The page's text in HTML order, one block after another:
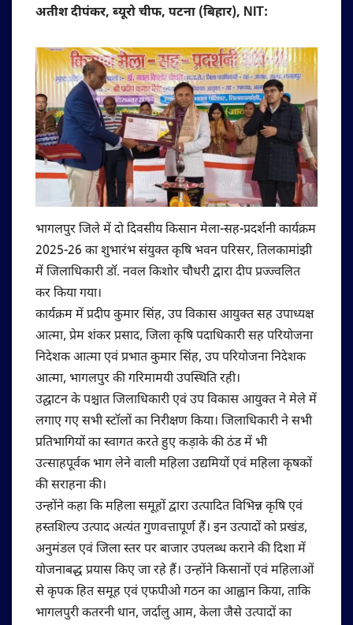
अतीश दीपंकर, ब्यूरो चीफ, पटना (बिहार), NIT:
भागलपुर जिले में दो दिवसीय किसान मेला-सह-प्रदर्शनी कार्यक्रम
2025-26 का शुभारंभ संयुक्त कृषि भवन परिसर, तिलकामांझी
में जिलाधिकारी डॉ. नवल किशोर चौधरी द्वारा दीप प्रज्ज्वलित
कर किया गया।
कार्यक्रम में प्रदीप कुमार सिंह, उप विकास आयुक्त सह उपाध्यक्ष
आत्मा, प्रेम शंकर प्रसाद, जिला कृषि पदाधिकारी सह परियोजना
निदेशक आत्मा एवं प्रभात कुमार सिंह, उप परियोजना निदेशक
आत्मा, भागलपुर की गरिमामयी उपस्थिति रही।
उद्घाटन के पश्चात जिलाधिकारी एवं उप विकास आयुक्त ने मेले में
लगाए गए सभी स्टॉलों का निरीक्षण किया। जिलाधिकारी ने सभी
प्रतिभागियों का स्वागत करते हुए कड़ाके की ठंड में भी
उत्साहपूर्वक भाग लेने वाली महिला उद्यमियों एवं महिला कृषकों
की सराहना की।
उन्होंने कहा कि महिला समूहों द्वारा उत्पादित विभिन्न कृषि एवं
हस्तशिल्प उत्पाद अत्यंत गुणवत्तापूर्ण हैं। इन उत्पादों को प्रखंड,
अनुमंडल एवं जिला स्तर पर बाजार उपलब्ध कराने की दिशा में
योजनाबद्ध प्रयास किए जा रहे हैं। उन्होंने किसानों एवं महिलाओं
से कृपक हित समूह एवं एफपीओ गठन का आह्वान किया, ताकि
भागलपुरी कतरनी धान, जर्दालु आम, केला जैसे उत्पादों का